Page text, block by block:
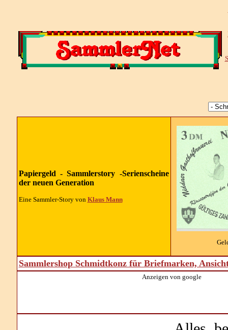
Papiergeld - Sammlerstory -Serienscheine
der neuen Generation
Eine Sammler-Story von Klaus Mann
Sammlershop Schmidtkonz für Briefmarken,
Anzeigen von google